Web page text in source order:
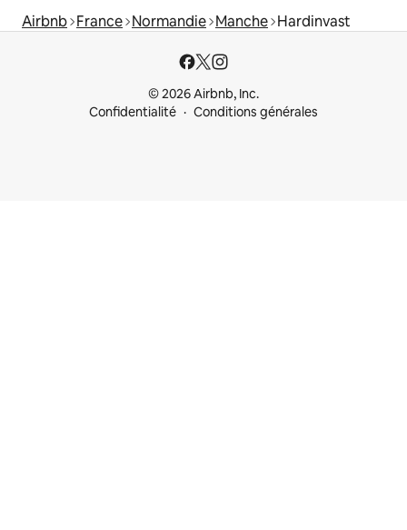
Airbnb France Normandie Manche Hardinvast
© 2026 Airbnb, Inc.
Confidentialité
Conditions générales